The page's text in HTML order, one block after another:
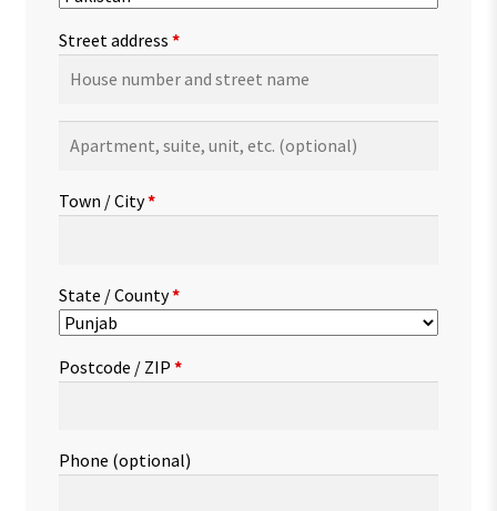
Street address *
suite,
etc.(optional)
Town / City*
State / County*
Postcode / ZIP *
Phone (optional)